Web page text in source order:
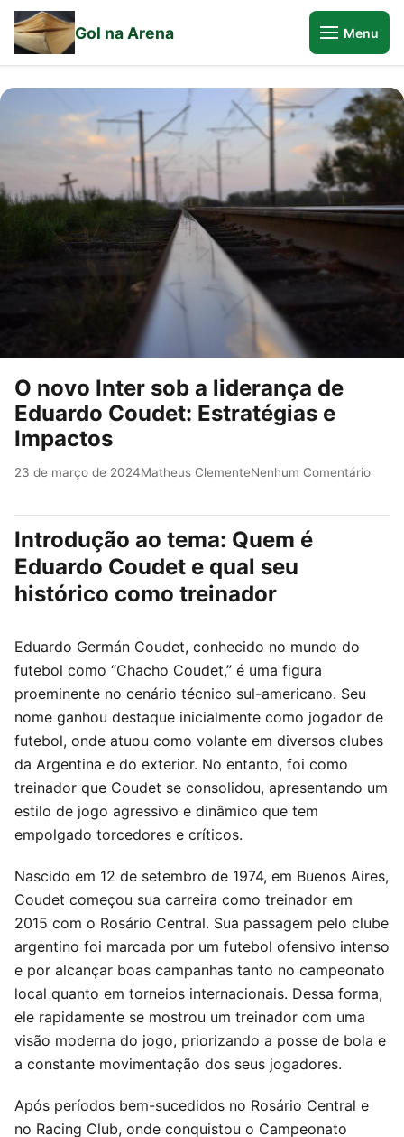
Gol na Arena Menu
O novo Inter sob a liderança de
Eduardo Coudet: Estratégias e
Impactos
23 de março de 2024Matheus ClementeNenhum Comentário
Introdução ao tema: Quem é
Eduardo Coudet e qual seu
histórico como treinador
Eduardo Germán Coudet, conhecido no mundo do
futebol como “Chacho Coudet,” é uma figura
proeminente no cenário técnico sul-americano. Seu
nome ganhou destaque inicialmente como jogador de
futebol, onde atuou como volante em diversos clubes
da Argentina e do exterior. No entanto, foi como
treinador que Coudet se consolidou, apresentando um
estilo de jogo agressivo e dinâmico que tem
empolgado torcedores e críticos.
Nascido em 12 de setembro de 1974, em Buenos Aires,
Coudet começou sua carreira como treinador em
2015 com o Rosário Central. Sua passagem pelo clube
argentino foi marcada por um futebol ofensivo intenso
e por alcançar boas campanhas tanto no campeonato
local quanto em torneios internacionais. Dessa forma,
ele rapidamente se mostrou um treinador com uma
visão moderna do jogo, priorizando a posse de bola e
a constante movimentação dos seus jogadores.
Após períodos bem-sucedidos no Rosário Central e
no Racing Club, onde conquistou o Campeonato